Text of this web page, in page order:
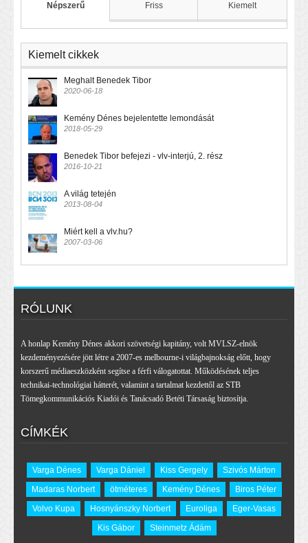
Népszerű Friss Kiemelt
Kiemelt cikkek
Meghalt Benedek Tibor
2020-06-18
Kemény Dénes bejelentette lemondását
2018-05-29
Benedek Tibor befejezi - vlv-interjú, 2. rész
2016-10-21
A világ tetején
2013-08-04
Miért kell a vlv.hu?
2007-03-06
RÓLUNK
A honlap Kemény Dénes akkori szövetségi kapitány, volt MVLSZ-elnök
kezdeményezésére jött létre a 2007-es melbourne-i világbajnokság előtt, hogy
korszerű médiaeszközként segítse a férfi válogatottat. Működésének teljes
technikai-technológiai hátterét, valamint a tartalmat kezdettől az STB
Tömegkommunikációs Kiadói és Tanácsadó Betéti Társaság biztosítja.
CÍMKÉK
Varga Dénes Varga Dániel Kiss Gergely
Szivós Márton
Madaras Norbert
ötméteres Kemény Dénes
Biros Péter
Volvo Kupa
Hosnyánszky Norbert Euroliga
Eger-Vasas
Kis Gábor
Steinmetz Ádám